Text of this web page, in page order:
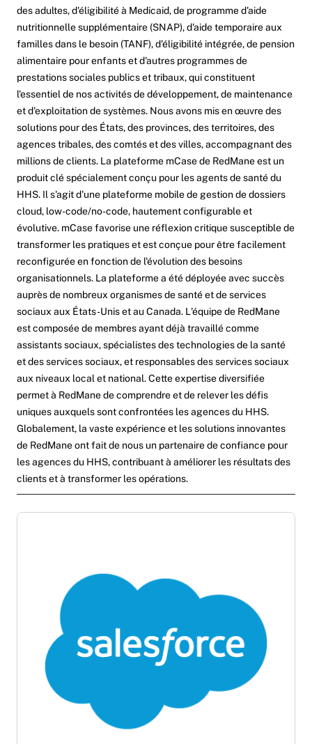
des adultes, d'éligibilité à Medicaid, de programme d'aide
nutritionnelle supplémentaire (SNAP), d'aide temporaire aux
familles dans le besoin (TANF), d'éligibilité intégrée, de pension
alimentaire pour enfants et d'autres programmes de
prestations sociales publics et tribaux, qui constituent
l'essentiel de nos activités de développement, de maintenance
et d'exploitation de systèmes. Nous avons mis en œuvre des
solutions pour des États, des provinces, des territoires, des
agences tribales, des comtés et des villes, accompagnant des
millions de clients. La plateforme mCase de RedMane est un
produit clé spécialement conçu pour les agents de santé du
HHS. Il s'agit d'une plateforme mobile de gestion de dossiers
cloud, low-code/no-code, hautement configurable et
évolutive. mCase favorise une réflexion critique susceptible de
transformer les pratiques et est conçue pour être facilement
reconfigurée en fonction de l'évolution des besoins
organisationnels. La plateforme a été déployée avec succès
auprès de nombreux organismes de santé et de services
sociaux aux États-Unis et au Canada. L'équipe de RedMane
est composée de membres ayant déjà travaillé comme
assistants sociaux, spécialistes des technologies de la santé
et des services sociaux, et responsables des services sociaux
aux niveaux local et national. Cette expertise diversifiée
permet à RedMane de comprendre et de relever les défis
uniques auxquels sont confrontées les agences du HHS.
Globalement, la vaste expérience et les solutions innovantes
de RedMane ont fait de nous un partenaire de confiance pour
les agences du HHS, contribuant à améliorer les résultats des
clients et à transformer les opérations.